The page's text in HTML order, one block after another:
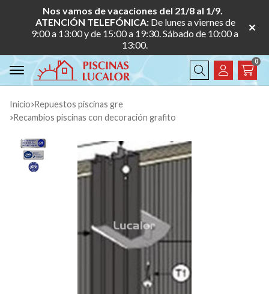
Nos vamos de vacaciones del 21/8 al 1/9.
ATENCIÓN TELEFÓNICA: De lunes a viernes de
9:00 a 13:00 y de 15:00 a 19:30. Sábado de 10:00 a
13:00.
Buscar
0
Inicio
repuestos piscinas gre
recambios piscinas con decoración grafito